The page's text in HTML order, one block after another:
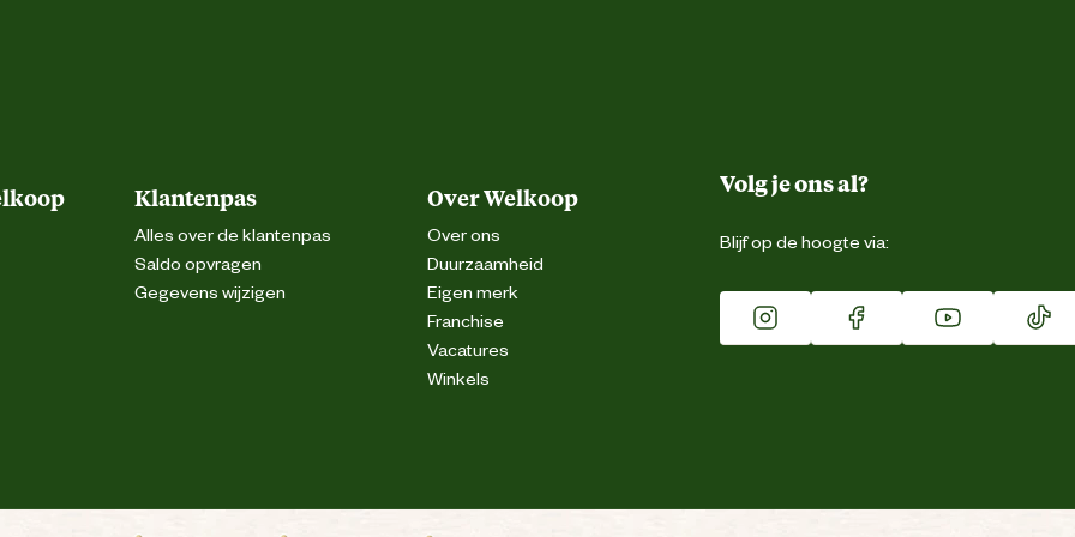
A: 30.500IE, Vitamine D3: 800IE,
0,08mg, Taurine: 2,58g-Technologische
van sedimentaire oorsprong: 10g-
Klantenpas
Alles over de klantenpas
Saldo opvragen
Gegevens wijzigen
Over Welkoop
Over ons
Duurzaamheid
Eigen merk
Franchise
Vacatures
Winkels
Volg je ons al?
Blijf op de hoogte via: